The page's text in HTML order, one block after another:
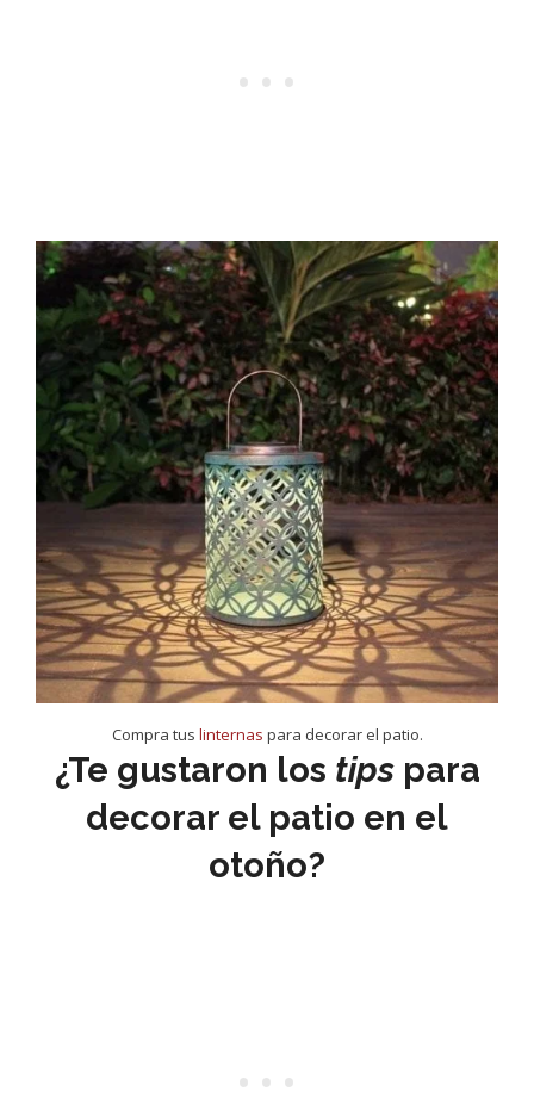
Compra tus linternas para decorar el patio.
¿Te gustaron los tipspara
decorar el patio en el
otoño?